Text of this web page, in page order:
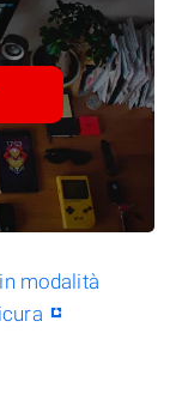
modalità